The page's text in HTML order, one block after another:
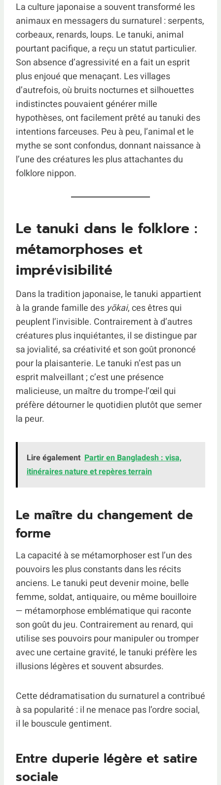
La culture japonaise a souvent transformé les
animaux en messagers du surnaturel : serpents,
corbeaux, renards, loups. Le tanuki, animal
pourtant pacifique, a reçu un statut particulier.
Son absence d’agressivité en a fait un esprit
plus enjoué que menaçant. Les villages
d’autrefois, où bruits nocturnes et silhouettes
indistinctes pouvaient générer mille
hypothèses, ont facilement prêté au tanuki des
intentions farceuses. Peu à peu, l’animal et le
mythe se sont confondus, donnant naissance à
l’une des créatures les plus attachantes du
folklore nippon.
Le tanuki dans le folklore :
métamorphoses et
imprévisibilité
Dans la tradition japonaise, le tanuki appartient
à la grande famille des yōkai, ces êtres qui
peuplent l’invisible. Contrairement à d’autres
créatures plus inquiétantes, il se distingue par
sa jovialité, sa créativité et son goût prononcé
pour la plaisanterie. Le tanuki n’est pas un
esprit malveillant ; c’est une présence
malicieuse, un maître du trompe-l’œil qui
préfère détourner le quotidien plutôt que semer
la peur.
Lire également Partir en Bangladesh : visa,
itinéraires nature et repères terrain
Le maître du changement de
forme
La capacité à se métamorphoser est l’un des
pouvoirs les plus constants dans les récits
anciens. Le tanuki peut devenir moine, belle
femme, soldat, antiquaire, ou même bouilloire
— métamorphose emblématique qui raconte
son goût du jeu. Contrairement au renard, qui
utilise ses pouvoirs pour manipuler ou tromper
avec une certaine gravité, le tanuki préfère les
illusions légères et souvent absurdes.
Cette dédramatisation du surnaturel a contribué
à sa popularité : il ne menace pas l’ordre social,
il le bouscule gentiment.
Entre duperie légère et satire
sociale